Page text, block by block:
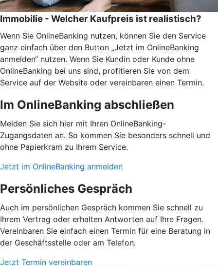
Immobilie - Welcher Kaufpreis ist realistisch?
Wenn Sie OnlineBanking nutzen, können Sie den Service
ganz einfach über den Button „Jetzt im OnlineBanking
anmelden“ nutzen. Wenn Sie Kundin oder Kunde ohne
OnlineBanking bei uns sind, profitieren Sie von dem
Service auf der Website oder vereinbaren einen Termin.
Im OnlineBanking abschließen
Melden Sie sich hier mit Ihren OnlineBanking-
Zugangsdaten an. So kommen Sie besonders schnell und
ohne Papierkram zu Ihrem Service.
Jetzt im OnlineBanking anmelden
Persönliches Gespräch
Auch im persönlichen Gespräch kommen Sie schnell zu
Ihrem Vertrag oder erhalten Antworten auf Ihre Fragen.
Vereinbaren Sie einfach einen Termin für eine Beratung in
der Geschäftsstelle oder am Telefon.
Jetzt Termin vereinbaren